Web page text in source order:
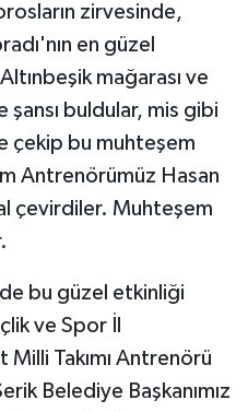
zirvesinde,
en güzel
mağarası ve
buldular, mis gibi
çekip bu muhteşem
Antrenörümüz Hasan
çevirdiler. Muhteşem
bu güzel etkinliği
ve Spor İl
Takımı Antrenörü
Belediye Başkanımız